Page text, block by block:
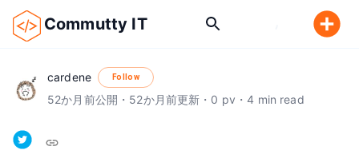
Commutty IT
cardene Follow
52か月前公開 ・ 52か月前更新 ・ 0 pv ・4 min read